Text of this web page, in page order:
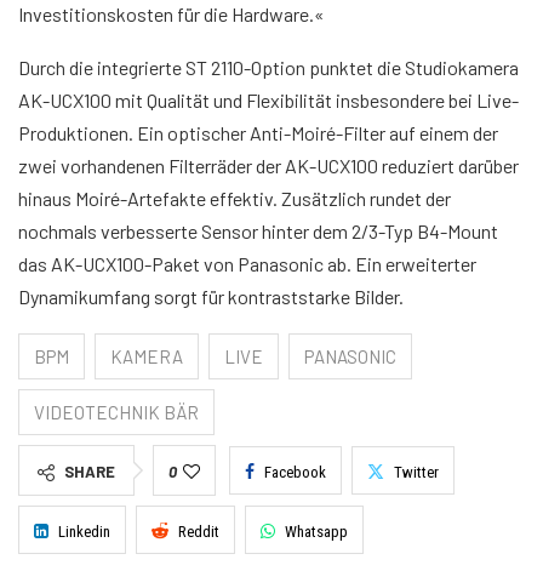
Investitionskosten für die Hardware.«
Durch die integrierte ST 2110-Option punktet die Studiokamera
AK-UCX100 mit Qualität und Flexibilität insbesondere bei Live-
Produktionen. Ein optischer Anti-Moiré-Filter auf einem der
zwei vorhandenen Filterräder der AK-UCX100 reduziert darüber
hinaus Moiré-Artefakte effektiv. Zusätzlich rundet der
nochmals verbesserte Sensor hinter dem 2/3-Typ B4-Mount
das AK-UCX100-Paket von Panasonic ab. Ein erweiterter
Dynamikumfang sorgt für kontraststarke Bilder.
BPM KAMERA LIVE PANASONIC
VIDEOTECHNIK BÄR
SHARE 0 Facebook Twitter
Linkedin Reddit Whatsapp